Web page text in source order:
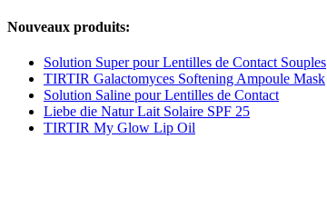
Nouveaux produits:
Solution Super pour Lentilles de Contact Souples
TIRTIR Galactomyces Softening Ampoule Mask
Solution Saline pour Lentilles de Contact
Liebe die Natur Lait Solaire SPF 25
TIRTIR My Glow Lip Oil